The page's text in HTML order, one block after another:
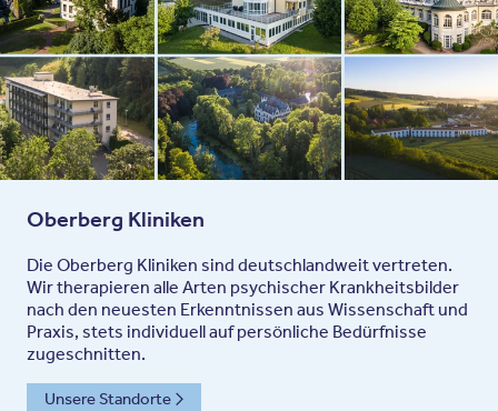
Oberberg Kliniken
Die Oberberg Kliniken sind deutschlandweit vertreten.
Wir therapieren alle Arten psychischer Krankheitsbilder
nach den neuesten Erkenntnissen aus Wissenschaft und
Praxis, stets individuell auf persönliche Bedürfnisse
zugeschnitten.
Unsere Standorte